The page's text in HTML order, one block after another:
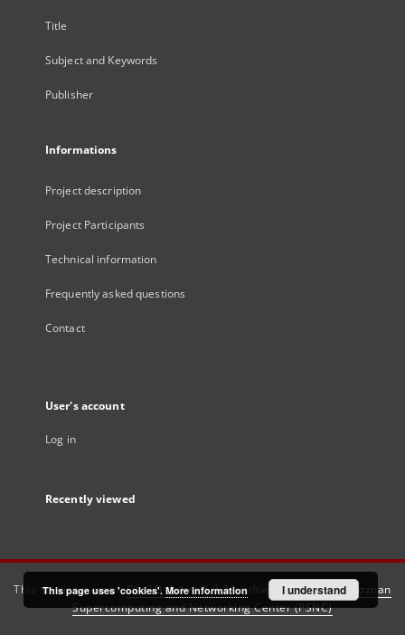
Title
Subject and Keywords
Publisher
Informations
Project description
Project Participants
Technical information
Frequently asked questions
Contact
User's account
Log in
Recently viewed
This service runs onDInGO dLibra 6.3.21software created by
Poznan
Supercomputing and Networking Center (PSNC)
This page uses 'cookies'. More information I understand